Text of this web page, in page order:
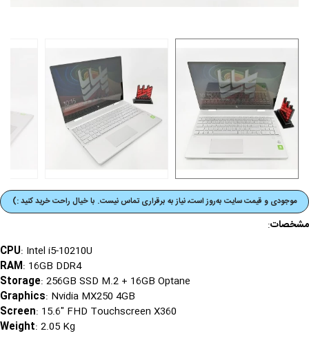
موجودی و قیمت‌ سایت به‌روز است، نیاز به برقراری تماس نیست. با خیال راحت خرید کنید :)
مشخصات:
CPU: Intel i5-10210U
RAM: 16GB DDR4
Storage: 256GB SSD M.2 + 16GB Optane
Graphics: Nvidia MX250 4GB
Screen: 15.6" FHD Touchscreen X360
Weight: 2.05 Kg